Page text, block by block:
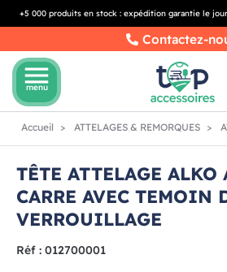
+5 000 produits en stock : expédition garantie le
Contactez-
menu
menu
Accueil ATTELAGES & REMORQUES
TÊTE ATTELAGE ALKO
CARRE AVEC TEMOIN
VERROUILLAGE
Réf : 012700001